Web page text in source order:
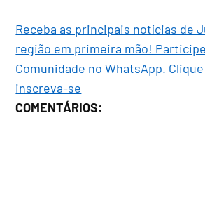
Receba as principais notícias de
região em primeira mão!
Comunidade no WhatsApp.
inscreva-se
COMENTÁRIOS: